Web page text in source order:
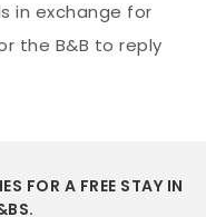
in exchange for
the B&B to reply
FOR A FREE STAY IN